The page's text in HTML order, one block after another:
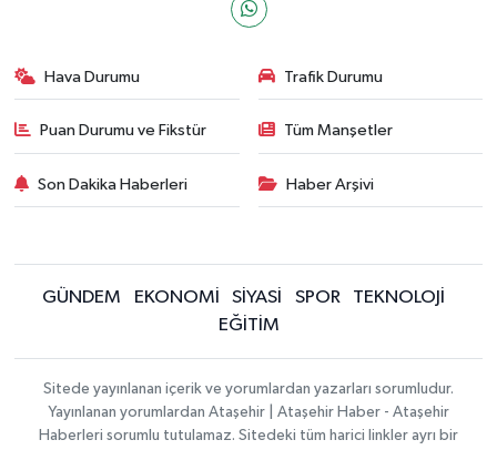
Hava Durumu Trafik Durumu
Puan Durumu ve Fikstür Tüm Manşetler
Son Dakika Haberleri Haber Arşivi
GÜNDEM EKONOMİ SİYASİ SPOR
TEKNOLOJİ
EĞİTİM
Sitede yayınlanan içerik ve yorumlardan yazarları sorumludur.
Yayınlanan yorumlardan Ataşehir | Ataşehir Haber - Ataşehir
Haberleri sorumlu tutulamaz. Sitedeki tüm harici linkler ayrı bir